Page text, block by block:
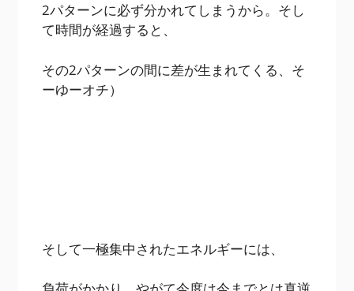
2パターンに必ず分かれてしまうから。そし
て時間が経過すると、
その2パターンの間に差が生まれてくる、そ
ーゆーオチ）
そして一極集中されたエネルギーには、